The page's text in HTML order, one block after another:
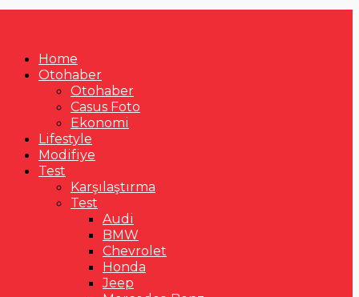
Home
Otohaber
Otohaber
Casus Foto
Ekonomi
Lifestyle
Modifiye
Test
Karşılaştırma
Test
Audi
BMW
Chevrolet
Honda
Jeep